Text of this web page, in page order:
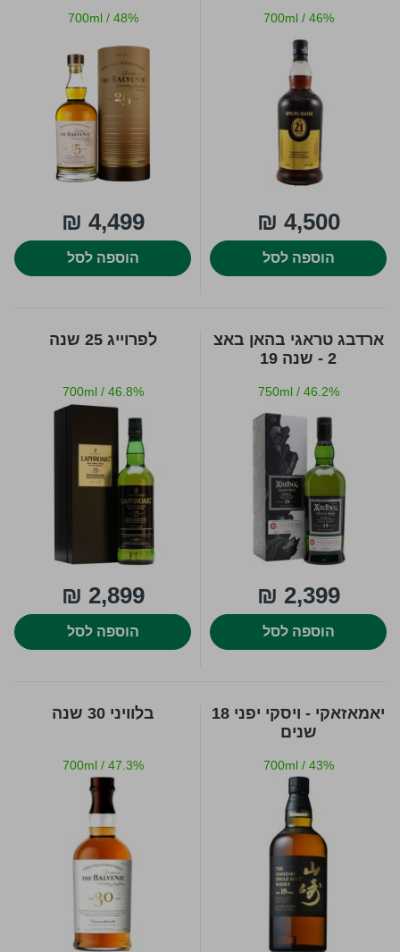
700ml / 46%
4,500 ₪
הוספה לסל
700ml / 48%
4,499 ₪
הוספה לסל
ארדבג טראגי בהאן באצ
2 - שנה 19
750ml / 46.2%
2,399 ₪
הוספה לסל
לפרוייג 25 שנה
700ml / 46.8%
2,899 ₪
הוספה לסל
יאמאזאקי - ויסקי יפני 18
שנים
700ml / 43%
בלוויני 30 שנה
700ml / 47.3%